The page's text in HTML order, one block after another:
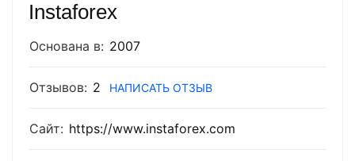
Instaforex
Основана в: 2007
Отзывов: 2 НАПИСАТЬ ОТЗЫВ
Сайт: https://www.instaforex.com